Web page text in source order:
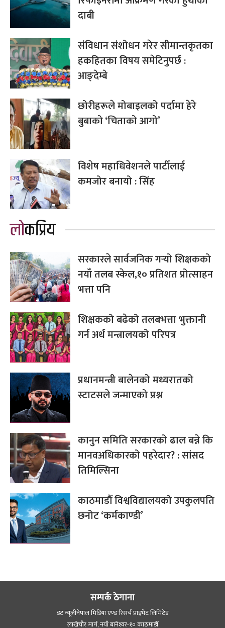
दाबी
संविधान संशोधन गरेर सीमान्तकृतका
हकहितका विषय समेटिनुपर्छ :
आङ्देम्बे
छोरीहरूले मोबाइलको पर्दामा हेरे
बुबाको ‘चिताको आगो’
विशेष महाधिवेशनले पार्टीलाई
कमजोर बनायो : सिंह
लोकप्रिय
सरकारले सार्वजनिक गर्‍यो शिक्षकको
नयाँ तलब स्केल,१० प्रतिशत प्रोत्साहन
भत्ता पनि
शिक्षकको बढेको तलबभत्ता भुक्तानी
गर्न अर्थ मन्त्रालयको परिपत्र
प्रधानमन्त्री बालेनको मध्यरातको
स्टाटसले जन्माएको प्रश्न
कानुन समिति सरकारको ढाल बन्ने कि
मानवअधिकारको पहरेदार? : सांसद
तिमिल्सिना
काठमाडौँ विश्वविद्यालयको उपकुलपति
छनोट ‘कर्मकाण्डी’
सम्पर्क ठेगाना
डट न्यूजीनेपाल मिडिया एण्ड रिसर्च प्राइभेट लिमिटेड
लाखेचौर मार्ग, नयाँ बानेश्‍वर-१० काठमाडौँ